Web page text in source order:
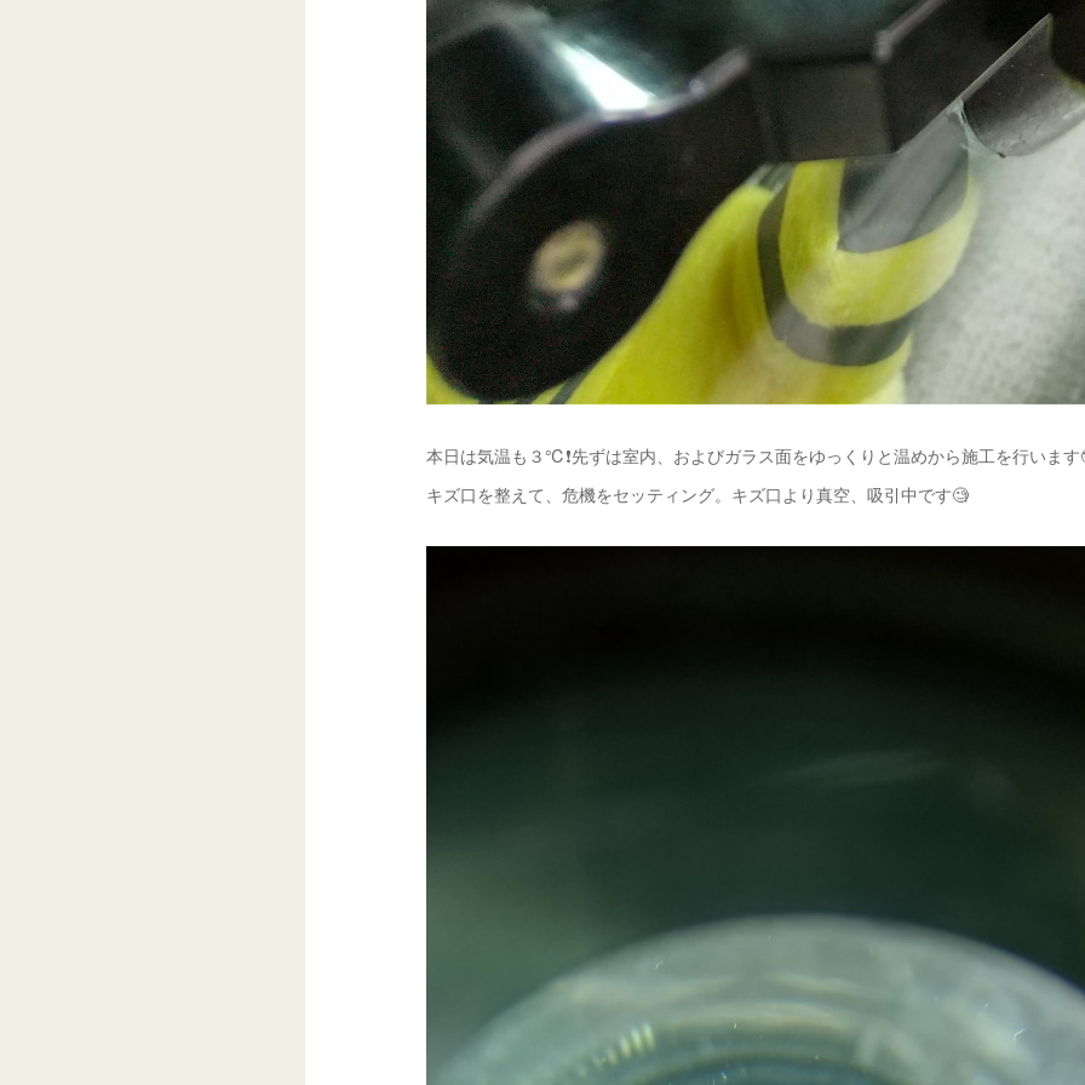
本日は気温も３℃❗️先ずは室内、およびガラス面をゆっくりと温めから施工を行います
キズ口を整えて、危機をセッティング。キズ口より真空、吸引中です🧐